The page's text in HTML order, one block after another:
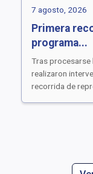
7 agosto, 2026
Primera
programa...
Tras procesarse
realizaron
recorrida de